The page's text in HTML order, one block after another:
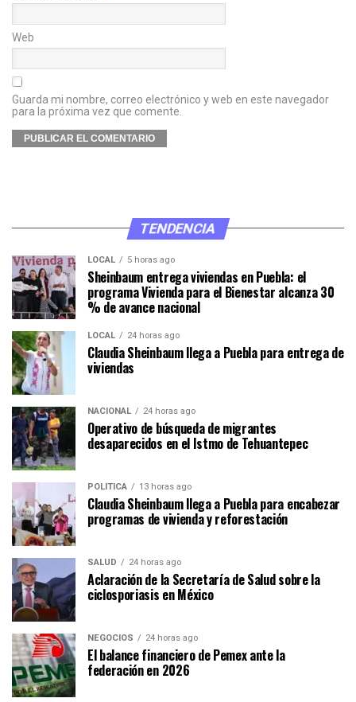
Web
Guarda mi nombre, correo electrónico y web en este navegador
para la próxima vez que comente.
TENDENCIA
LOCAL 5 horas ago
Sheinbaum entrega viviendas en Puebla: el
programa Vivienda para el Bienestar alcanza 30
% de avance nacional
LOCAL 24 horas ago
Claudia Sheinbaum llega a Puebla para entrega de
viviendas
NACIONAL 24 horas ago
Operativo de búsqueda de migrantes
desaparecidos en el Istmo de Tehuantepec
POLÍTICA 13 horas ago
Claudia Sheinbaum llega a Puebla para encabezar
programas de vivienda y reforestación
SALUD 24 horas ago
Aclaración de la Secretaría de Salud sobre la
ciclosporiasis en México
NEGOCIOS 24 horas ago
El balance financiero de Pemex ante la
federación en 2026